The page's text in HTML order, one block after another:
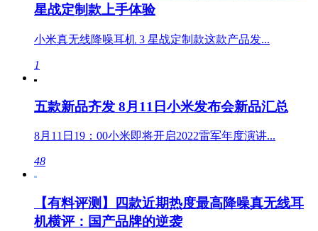
星战定制款上手体验
小米真无线降噪耳机 3 星战定制款这款产品发...
1
五款新品齐发 8月11日小米发布会新品汇总
8月11日19：00小米即将开启2022雷军年度演讲...
48
【有料评测】四款近期热度最高降噪真无线耳
机横评：国产品牌的逆袭